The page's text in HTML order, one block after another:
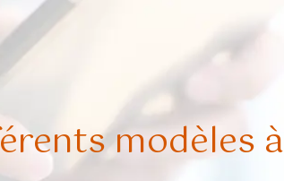
modèles à